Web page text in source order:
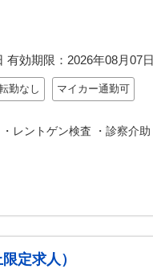
有効期限： 2026年08月07日
勤なし マイカー通勤可
レントゲン検査 ・診察介
定求人）